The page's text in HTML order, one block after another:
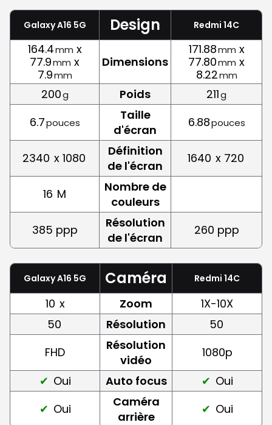
Galaxy A16 5G Design Redmi 14C
164.4mm x
77.9mm x
7.9mm
Dimensions
171.88mm x
77.80mm x
8.22mm
200g Poids 211g
6.7pouces
Taille
d'écran
6.88pouces
2340 x 1080
Définition
de l'écran
1640 x 720
16 M
Nombre de
couleurs
385 ppp
Résolution
de l'écran
260 ppp
Galaxy A16 5G Caméra Redmi 14C
10 x Zoom
1X-10X
50
Résolution
50
FHD
Résolution
vidéo
1080p
Oui
Auto focus
Oui
Oui
Caméra
arrière
Oui